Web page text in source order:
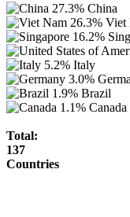
27.3% China
26.3% Viet
16.2%
5.2% Italy
3.0%
1.9% Brazil
1.1% Canada
Total:
137
Countries